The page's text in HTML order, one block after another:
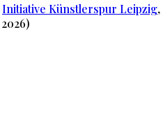
Initiative Künstlerspur Leipzig,